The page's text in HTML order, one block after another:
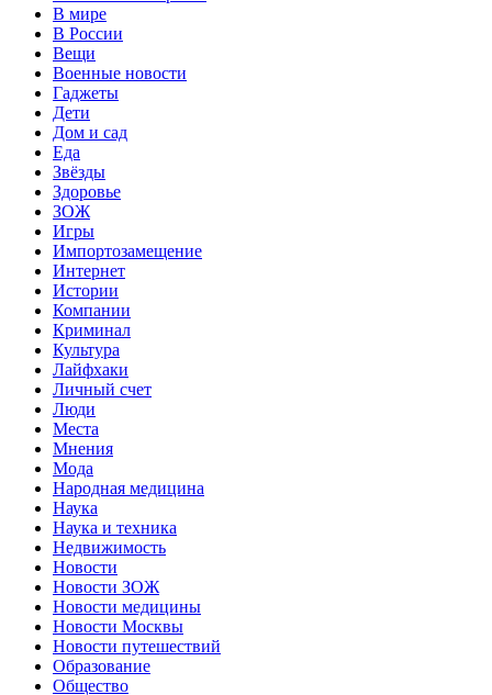
В мире
В России
Вещи
Военные новости
Гаджеты
Дети
Дом и сад
Еда
Звёзды
Здоровье
ЗОЖ
Игры
Импортозамещение
Интернет
Истории
Компании
Криминал
Культура
Лайфхаки
Личный счет
Люди
Места
Мнения
Мода
Народная медицина
Наука
Наука и техника
Недвижимость
Новости
Новости ЗОЖ
Новости медицины
Новости Москвы
Новости путешествий
Образование
Общество